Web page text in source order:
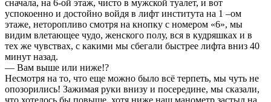
сначала, на 6-ой этаж, чисто в мужской туалет, и вот
успокоенно и достойно войдя в лифт института на 1 –ом
этаже, неторопливо смотря на кнопку с номером «6», мы
видим влетающее чудо, женского полу, вся в кудряшках и в
тех же чувствах, с какими мы сбегали быстрее лифта вниз 40
минут назад.
— Вам выше или ниже!?
Несмотря на то, что еще можно было всё терпеть, мы чуть не
опозорились! Зажимая руки внизу и посередине, мы сказали,